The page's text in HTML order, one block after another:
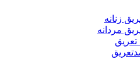
زنانه
مردانه